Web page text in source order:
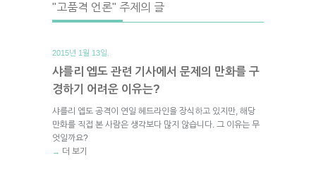
"고품격 언론" 주제의 글
2015년 1월 13일.
샤를리 엡도 관련 기사에서 문제의 만화를 구
경하기 어려운 이유는?
샤를리 엡도 공격이 연일 헤드라인을 장식하고 있지만, 해당
만화를 직접 본 사람은 생각보다 많지 않습니다. 그 이유는 무
엇일까요?
→ 더 보기